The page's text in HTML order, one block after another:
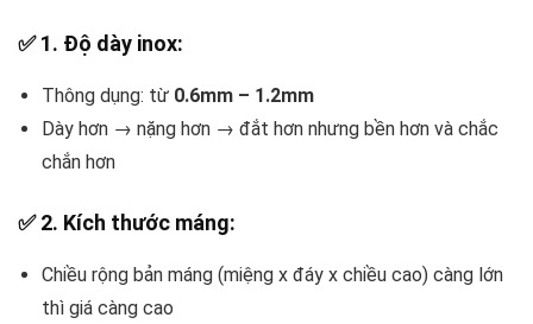
✅1. Độ dày inox:
Thông dụng: từ 0.6mm – 1.2mm
Dày hơn → nặng hơn → đắt hơn nhưng bền hơn và chắc
chắn hơn
✅2. Kích thước máng:
Chiều rộng bản máng (miệng x đáy x chiều cao) càng lớn
thì giá càng cao